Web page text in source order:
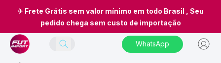
✈ Frete Grátis sem valor mínimo em todo Brasil , Seu
pedido chega sem custo de importação
WhatsApp